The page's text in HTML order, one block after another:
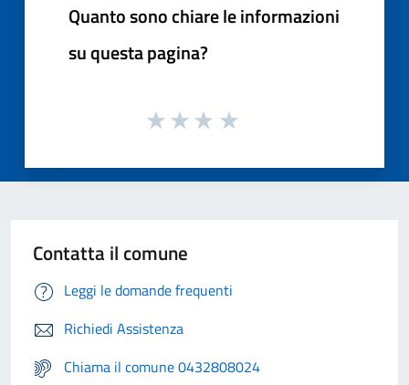
Quanto sono chiare le informazioni
su questa pagina?
Contatta il comune
Leggi le domande frequenti
Richiedi Assistenza
Chiama il comune 0432808024